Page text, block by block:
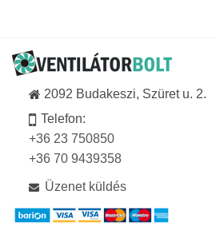
2092 Budakeszi, Szüret u. 2.
Telefon:
+36 23 750850
+36 70 9439358
Üzenet küldés